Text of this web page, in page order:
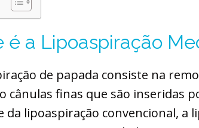
é a Lipoaspiração
de papada consiste na
cânulas finas que são inseridas
da lipoaspiração convencional, a